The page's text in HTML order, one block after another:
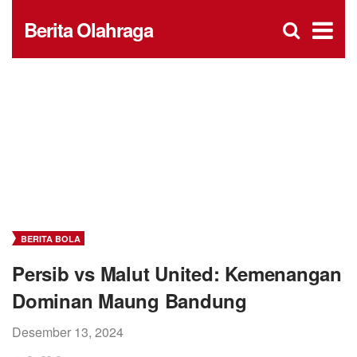
×
Berita Olahraga
Open
BERITA BOLA
Persib vs Malut United: Kemenangan
Dominan Maung Bandung
Desember 13, 2024